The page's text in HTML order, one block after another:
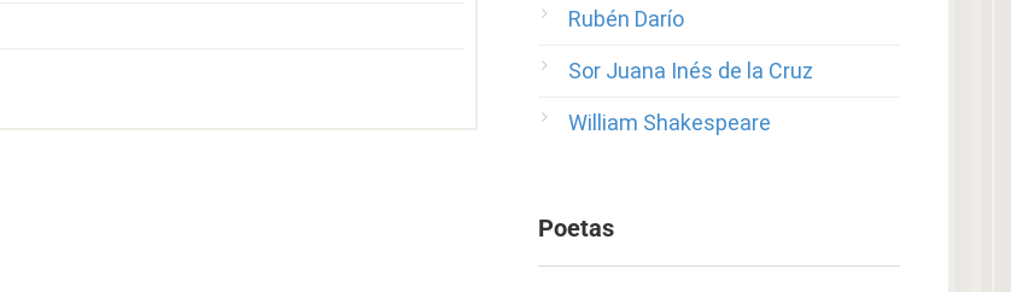
Rubén Darío
Sor Juana Inés de la Cruz
William Shakespeare
Poetas